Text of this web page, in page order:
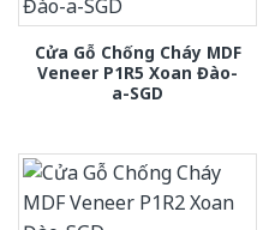
Cửa Gỗ Chống Cháy MDF
Veneer P1R5 Xoan Đào-
a-SGD